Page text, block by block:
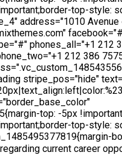
top-style:
address="1010 Avenue
phones_all="+1 212
212 386
stripe_pos="hide"
top: -5px
top-style:
current career